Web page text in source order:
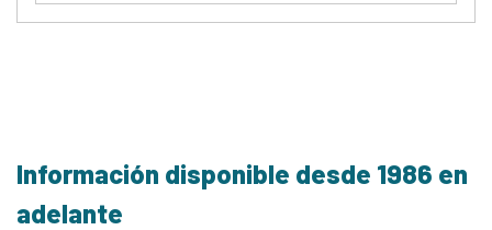
Información disponible desde 1986 en
adelante